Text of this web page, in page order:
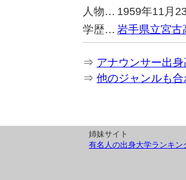
人物… 1959年11月
学歴… 岩手県立宮古
⇒ アナウンサー出
⇒ 他のジャンルも
姉妹サイト
有名人の出身大学ランキン